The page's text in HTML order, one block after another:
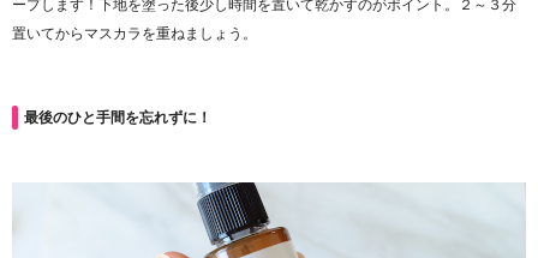
ープします！下地を塗った後少し時間を置いて乾かすのがポイント。２～３分
置いてからマスカラを重ねましょう。
最後のひと手間を忘れずに！